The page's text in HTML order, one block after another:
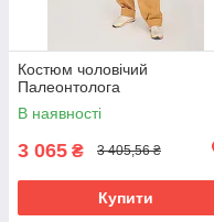
Костюм чоловічий
Палеонтолога
В наявності
3 065 ₴ 3 405,56 ₴
Купити